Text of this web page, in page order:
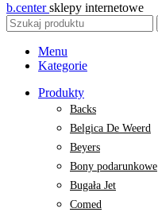
b.centersklepy internetowe
Menu
Kategorie
Produkty
Backs
Belgica De Weerd
Beyers
Bony podarunkowe
Bugała Jet
Comed